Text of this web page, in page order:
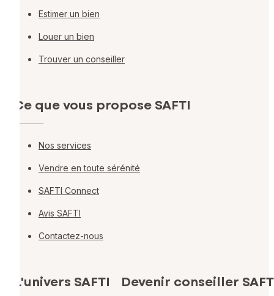
Estimer un bien
Louer un bien
Trouver un conseiller
Ce que vous propose SAFTI
Nos services
Vendre en toute sérénité
SAFTI Connect
Avis SAFTI
Contactez-nous
L'univers SAFTI Devenir conseiller